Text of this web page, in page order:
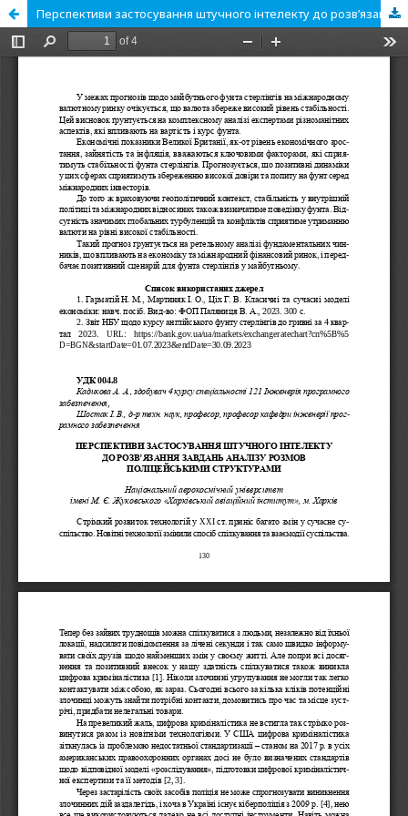
Перспективи застосування штучного інтелекту до розв’язання завдань аналізу розмов поліцейськими структурами